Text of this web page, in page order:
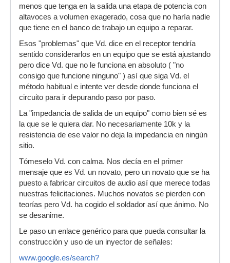
menos que tenga en la salida una etapa de potencia con
altavoces a volumen exagerado, cosa que no haría nadie
que tiene en el banco de trabajo un equipo a reparar.
Esos "problemas" que Vd. dice en el receptor tendría
sentido considerarlos en un equipo que se está ajustando
pero dice Vd. que no le funciona en absoluto ( "no
consigo que funcione ninguno" ) así que siga Vd. el
método habitual e intente ver desde donde funciona el
circuito para ir depurando paso por paso.
La "impedancia de salida de un equipo" como bien sé es
la que se le quiera dar. No necesariamente 10k y la
resistencia de ese valor no deja la impedancia en ningún
sitio.
Tómeselo Vd. con calma. Nos decía en el primer
mensaje que es Vd. un novato, pero un novato que se ha
puesto a fabricar circuitos de audio así que merece todas
nuestras felicitaciones. Muchos novatos se pierden con
teorías pero Vd. ha cogido el soldador así que ánimo. No
se desanime.
Le paso un enlace genérico para que pueda consultar la
construcción y uso de un inyector de señales:
www.google.es/search?